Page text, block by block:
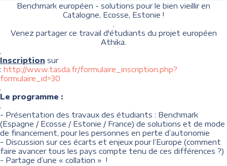
Benchmark européen - solutions pour le bien vieillir en
Catalogne, Ecosse, Estonie !
.
Venez partager ce travail d'étudiants du projet européen
Athika.
.
Inscription sur
: http://www.tasda.fr/formulaire_inscription.php?
formulaire_id=30
.
Le programme :
.
- Présentation des travaux des étudiants : Benchmark
(Espagne / Ecosse / Estonie / France) de solutions et de mode
de financement, pour les personnes en perte d’autonomie
- Discussion sur ces écarts et enjeux pour l’Europe (comment
faire avancer tous les pays compte tenu de ces différences ?)
- Partage d’une « collation » !